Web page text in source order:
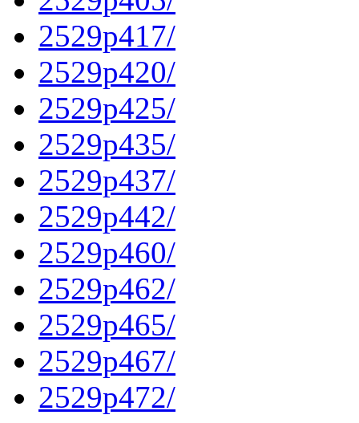
2529p417/
2529p420/
2529p425/
2529p435/
2529p437/
2529p442/
2529p460/
2529p462/
2529p465/
2529p467/
2529p472/